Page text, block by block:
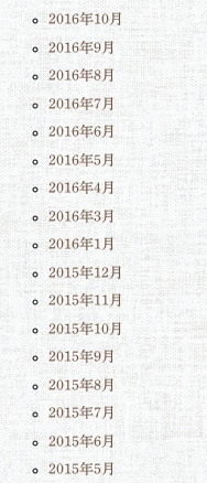
2016年10月
2016年9月
2016年8月
2016年7月
2016年6月
2016年5月
2016年4月
2016年3月
2016年1月
2015年12月
2015年11月
2015年10月
2015年9月
2015年8月
2015年7月
2015年6月
2015年5月